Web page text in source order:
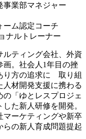
業部マネジャー
ーム認定コーチ
ナルトレーナー
ティング会社、外資
。社会人1年目の挫
り方の追求に 取り組
材開発支援に携わる
「ゆとレスプロジェ
た新人研修を開発。
マーケティングや新卒
の新人育成問題提起